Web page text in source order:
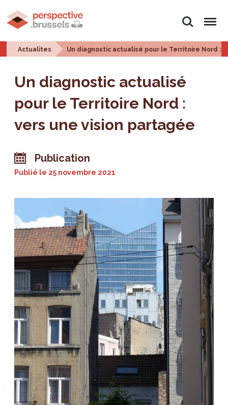
Rechercher
Menu
Actualites Un diagnostic actualisé pour le Territoire Nord :
Un diagnostic actualisé
pour le Territoire Nord :
vers une vision partagée
Publication
Publié le 25 novembre 2021